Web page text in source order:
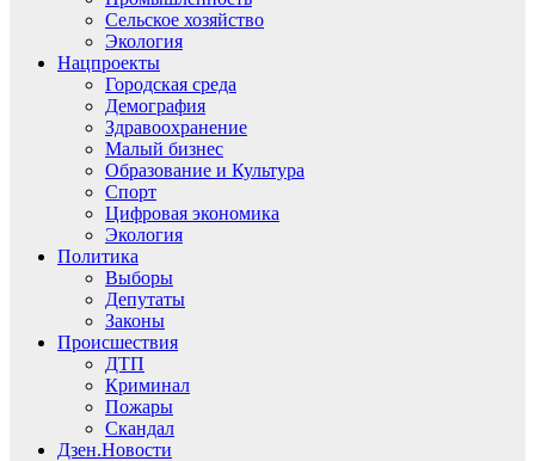
Сельское хозяйство
Экология
Нацпроекты
Городская среда
Демография
Здравоохранение
Малый бизнес
Образование и Культура
Спорт
Цифровая экономика
Экология
Политика
Выборы
Депутаты
Законы
Происшествия
ДТП
Криминал
Пожары
Скандал
Дзен.Новости